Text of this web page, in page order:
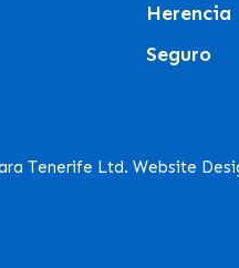
Herencia
Seguro
Tenerife Ltd. Website